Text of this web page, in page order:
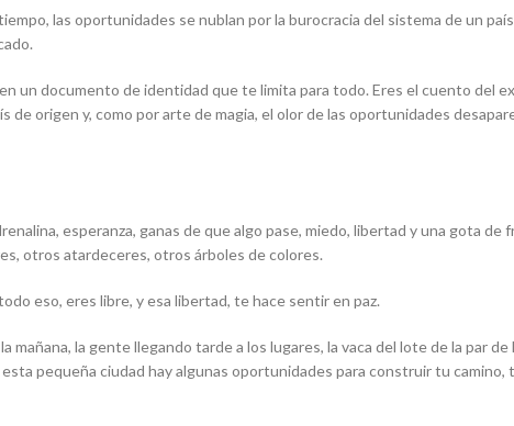
las oportunidades se nublan por la burocracia del sistema de un
un documento de identidad que te limita para todo. Eres el cuento del
de origen y, como por arte de magia, el olor de las oportunidades
esperanza, ganas de que algo pase, miedo, libertad y una gota
otros atardeceres, otros árboles de colores.
eso, eres libre, y esa libertad, te hace sentir en paz.
la gente llegando tarde a los lugares, la vaca del lote de la par
pequeña ciudad hay algunas oportunidades para construir tu